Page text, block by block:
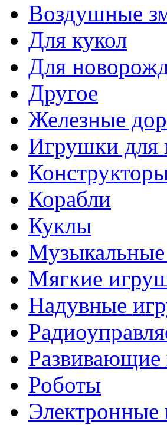
Воздушные
Для кукол
Для
Другое
Железные
Игрушки для
Корабли
Куклы
Мягкие
Надувные
Роботы